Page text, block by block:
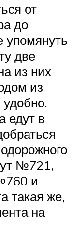
от
до
упомянуть
две
из них
из
едут в
№721,
и
такая же,
на